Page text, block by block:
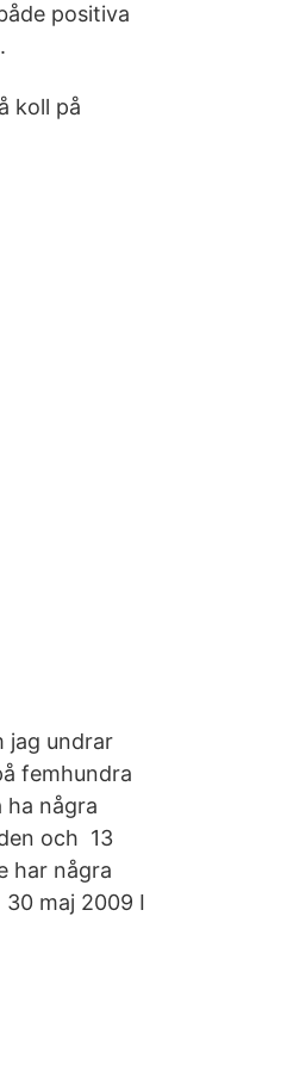
positiva
koll på
jag undrar
femhundra
några
och 13
har några
maj 2009 I